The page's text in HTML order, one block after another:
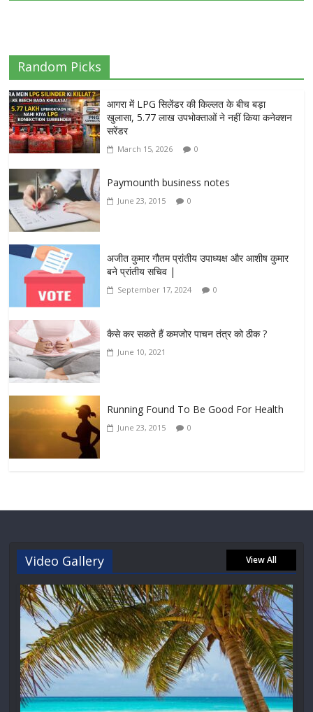
Random Picks
आगरा में LPG सिलेंडर की किल्लत के बीच बड़ा
खुलासा, 5.77 लाख उपभोक्ताओं ने नहीं किया कनेक्शन
सरेंडर
March 15, 2026 0
Paymounth business notes
June 23, 2015 0
अजीत कुमार गौतम प्रांतीय उपाध्यक्ष और आशीष कुमार
बने प्रांतीय सचिव |
September 17, 2024 0
कैसे कर सकते हैं कमजोर पाचन तंत्र को ठीक ?
June 10, 2021
Running Found To Be Good For Health
June 23, 2015 0
Video Gallery View All